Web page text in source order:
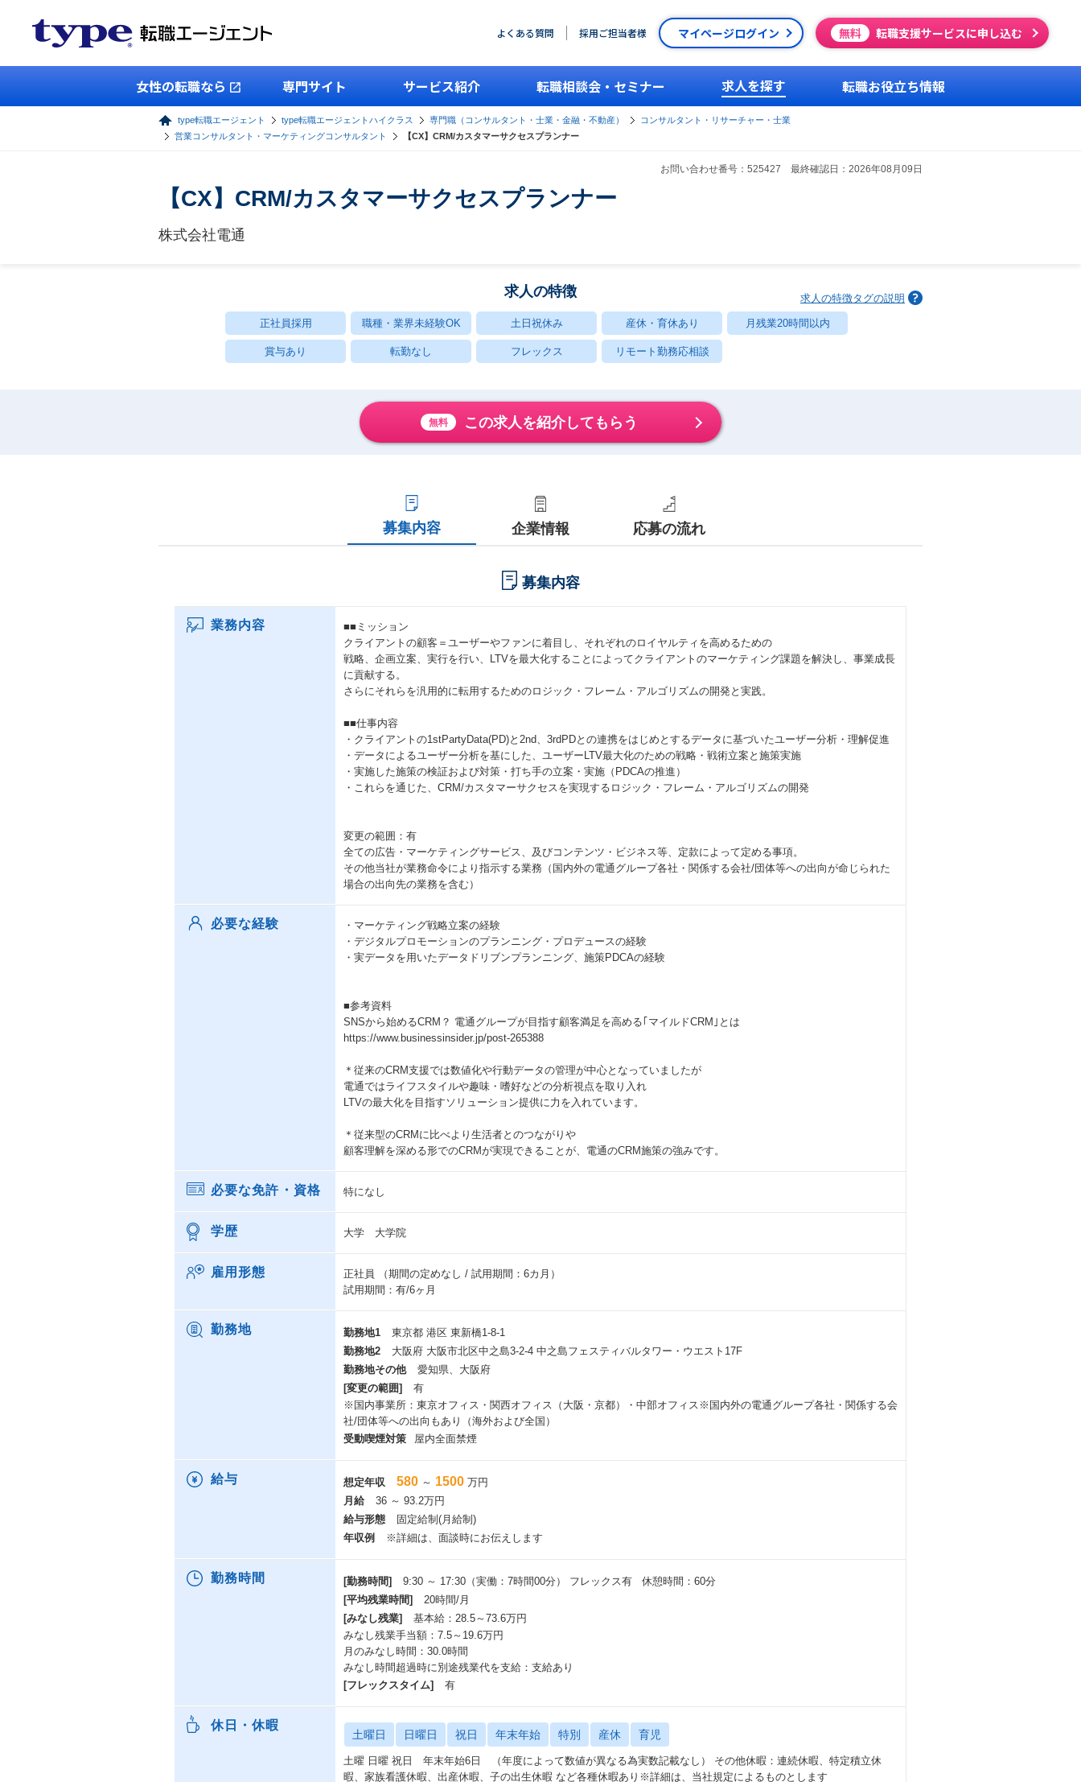
よくある質問 採用ご担当者様 マイページログイン 無料 転職支援サービスに申し込む
女性の転職なら 専門サイト サービス紹介 転職相談会・セミナー 求人を探す 転職お役立ち情報
type転職エージェント type転職エージェントハイクラス 専門職（コンサルタント・士業・金融・不動産）
コンサルタント・リサーチャー・士業
営業コンサルタント・マーケティングコンサルタント
【CX】CRM/カスタマーサクセスプランナー
お問い合わせ番号：525427 最終確認日：2026年08月09日
【CX】CRM/カスタマーサクセスプランナー
株式会社電通
求人の特徴 求人の特徴タグの説明
正社員採用 職種・業界未経験OK 土日祝休み 産休・育休あり 月残業20時間以内
賞与あり 転勤なし フレックス リモート勤務応相談
無料 この求人を紹介してもらう
募集内容 企業情報 応募の流れ
募集内容
業務内容
■■ミッション
クライアントの顧客＝ユーザーやファンに着目し、それぞれのロイヤルティを高めるための
戦略、企画立案、実行を行い、LTVを最大化することによってクライアントのマーケティング課題を解決し、事業成長
に貢献する。
さらにそれらを汎用的に転用するためのロジック・フレーム・アルゴリズムの開発と実践。
■■仕事内容
・クライアントの1stPartyData(PD)と2nd、3rdPDとの連携をはじめとするデータに基づいたユーザー分析・理解促進
・データによるユーザー分析を基にした、ユーザーLTV最大化のための戦略・戦術立案と施策実施
・実施した施策の検証および対策・打ち手の立案・実施（PDCAの推進）
・これらを通じた、CRM/カスタマーサクセスを実現するロジック・フレーム・アルゴリズムの開発
変更の範囲：有
全ての広告・マーケティングサービス、及びコンテンツ・ビジネス等、定款によって定める事項。
その他当社が業務命令により指示する業務（国内外の電通グループ各社・関係する会社/団体等への出向が命じられた
場合の出向先の業務を含む）​
必要な経験
・マーケティング戦略立案の経験
・デジタルプロモーションのプランニング・プロデュースの経験
・実データを用いたデータドリブンプランニング、施策PDCAの経験
■参考資料
SNSから始めるCRM？ 電通グループが目指す顧客満足を高める｢マイルドCRM｣とは
https://www.businessinsider.jp/post-265388
＊従来のCRM支援では数値化や行動データの管理が中心となっていましたが
電通ではライフスタイルや趣味・嗜好などの分析視点を取り入れ
LTVの最大化を目指すソリューション提供に力を入れています。
＊従来型のCRMに比べより生活者とのつながりや
顧客理解を深める形でのCRMが実現できることが、電通のCRM施策の強みです。
必要な免許・資格 特になし
学歴 大学 大学院
雇用形態 正社員
（期間の定めなし / 試用期間：6カ月）
試用期間：有/6ヶ月
勤務地 勤務地1
東京都 港区 東新橋1-8-1
勤務地2
大阪府 大阪市北区中之島3-2-4 中之島フェスティバルタワー・ウエスト17F
勤務地その他
愛知県、大阪府
[変更の範囲]
有
※国内事業所：東京オフィス・関西オフィス（大阪・京都）・中部オフィス​ ※国内外の電通グループ各社・関係する会
社/団体等への出向もあり（海外および全国） ​
受動喫煙対策
屋内全面禁煙
給与 想定年収 580 ～ 1500 万円
月給
36 ～ 93.2万円
給与形態
固定給制(月給制)
年収例
※詳細は、面談時にお伝えします
勤務時間 [勤務時間]
9:30 ～ 17:30（実働：7時間00分） フレックス有 休憩時間：60分
[平均残業時間]
20時間/月
[みなし残業]
基本給：28.5～73.6万円
みなし残業手当額：7.5～19.6万円
月のみなし時間：30.0時間
みなし時間超過時に別途残業代を支給：支給あり
[フレックスタイム]
有
休日・休暇
土曜日 日曜日 祝日 年末年始 特別 産休 育児
土曜 日曜 祝日 年末年始6日 （年度によって数値が異なる為実数記載なし） その他休暇：連続休暇、特定積立休
暇、家族看護休暇、出産休暇、子の出生休暇 など各種休暇あり※詳細は、当社規定によるものとします